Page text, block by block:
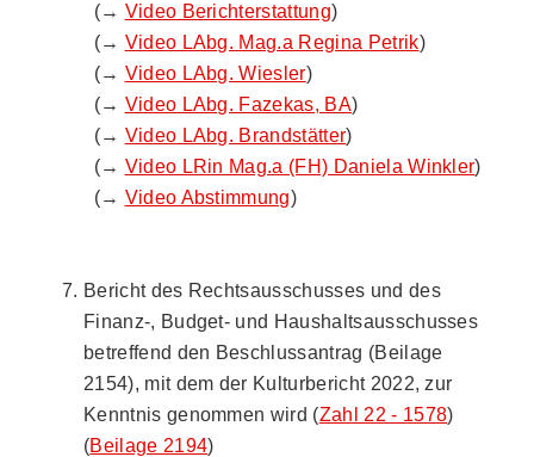
(→ Video Berichterstattung)
(→ Video LAbg. Mag.a Regina Petrik)
(→ Video LAbg. Wiesler)
(→ Video LAbg. Fazekas, BA)
(→ Video LAbg. Brandstätter)
(→ Video LRin Mag.a (FH) Daniela Winkler)
(→ Video Abstimmung)
Bericht des Rechtsausschusses und des
Finanz-, Budget- und Haushaltsausschusses
betreffend den Beschlussantrag (Beilage
2154), mit dem der Kulturbericht 2022, zur
Kenntnis genommen wird (Zahl 22 - 1578)
(Beilage 2194)